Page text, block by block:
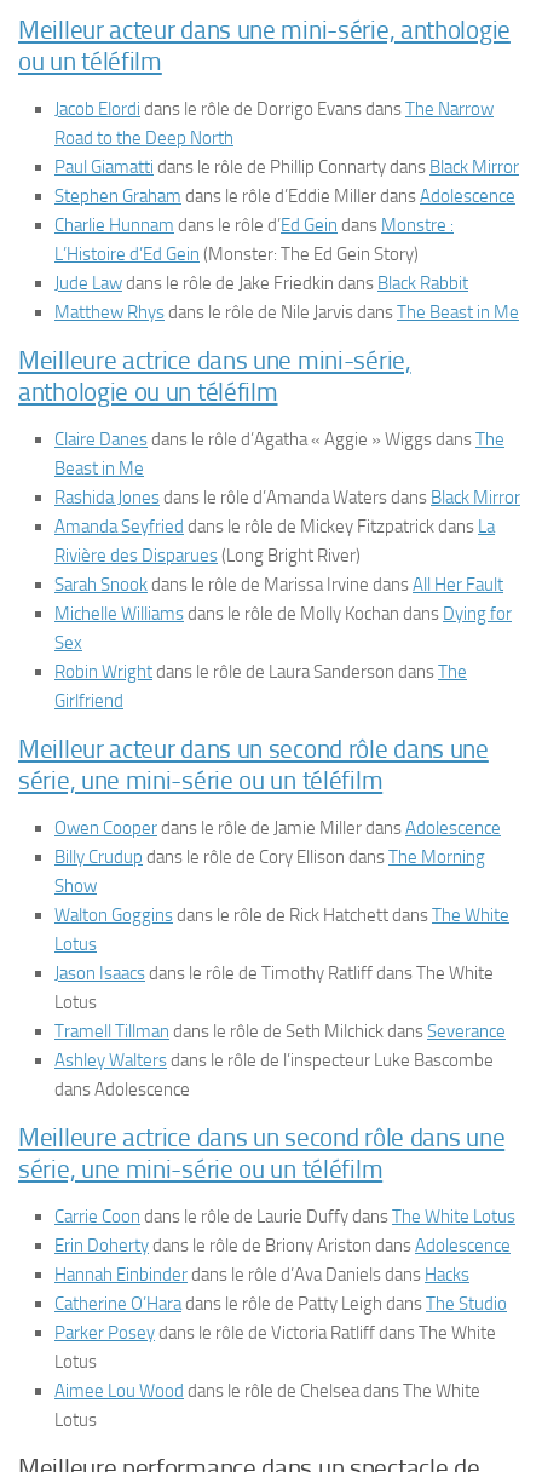
Meilleur acteur dans une mini-série, anthologie
ou un téléfilm
Jacob Elordi dans le rôle de Dorrigo Evans dansThe Narrow
Road to the Deep North
Paul Giamatti dans le rôle de Phillip Connarty dans Black Mirror
Stephen Graham dans le rôle d’Eddie Miller dansAdolescence
Charlie Hunnam dans le rôle d’Ed Gein dans Monstre :
L’Histoire d’Ed Gein (Monster: The Ed Gein Story)
Jude Lawdans le rôle de Jake Friedkin dans Black Rabbit
Matthew Rhysdans le rôle de Nile Jarvis dansThe Beast in Me
Meilleure actrice dans une mini-série,
anthologie ou un téléfilm
Claire Danesdans le rôle d’Agatha « Aggie » Wiggs dansThe
Beast in Me
Rashida Jonesdans le rôle d’Amanda Waters dans Black Mirror
Amanda Seyfried dans le rôle de Mickey Fitzpatrick dans La
Rivière des Disparues(Long Bright River)
Sarah Snookdans le rôle de Marissa Irvine dansAll Her Fault
Michelle Williamsdans le rôle de Molly Kochan dans Dying for
Sex
Robin Wrightdans le rôle de Laura Sanderson dansThe
Girlfriend
Meilleur acteur dans un second rôle dans une
série, une mini-série ou un téléfilm
Owen Cooperdans le rôle de Jamie Miller dansAdolescence
Billy Crudup dans le rôle de Cory Ellison dansThe Morning
Show
Walton Gogginsdans le rôle de Rick Hatchett dansThe White
Lotus
Jason Isaacsdans le rôle de Timothy Ratliff dansThe White
Lotus
Tramell Tillman dans le rôle de Seth Milchick dansSeverance
Ashley Waltersdans le rôle de l’inspecteur Luke Bascombe
dansAdolescence
Meilleure actrice dans un second rôle dans une
série, une mini-série ou un téléfilm
Carrie Coon dans le rôle de Laurie Duffy dansThe White Lotus
Erin Dohertydans le rôle de Briony Ariston dansAdolescence
Hannah Einbinderdans le rôle d’Ava Daniels dans Hacks
Catherine O’Haradans le rôle de Patty Leigh dansThe Studio
Parker Poseydans le rôle de Victoria Ratliff dansThe White
Lotus
Aimee Lou Wood dans le rôle de Chelsea dansThe White
Lotus